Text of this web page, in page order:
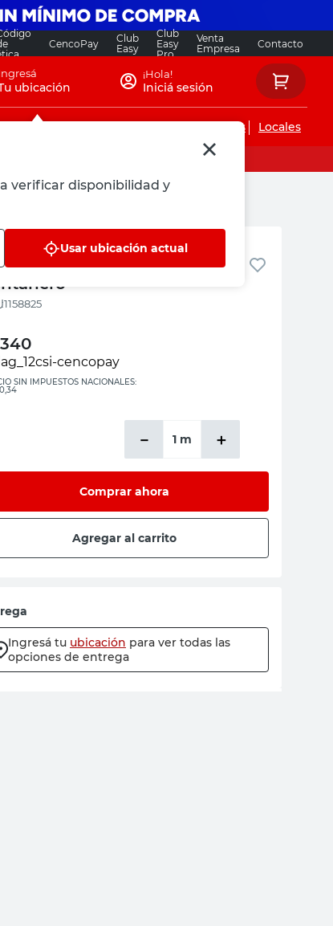
CencoPay
Club
Easy
Club
Easy
Pro
Venta
Empresa
Contacto
ubicación
verificar disponibilidad y
Usar ubicación actual
¡Hola!
Iniciá sesión
Servicios de instalaciones Locales
Gas por Metro El
:1158825
SIN IMPUESTOS NACIONALES:
＋
－
Comprar ahora
Agregar al carrito
Ingresá tu ubicación para ver todas las
opciones de entrega